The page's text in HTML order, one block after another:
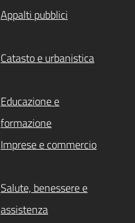
Appalti pubblici
Catasto e urbanistica
Educazione e
formazione
Imprese e commercio
Salute, benessere e
assistenza